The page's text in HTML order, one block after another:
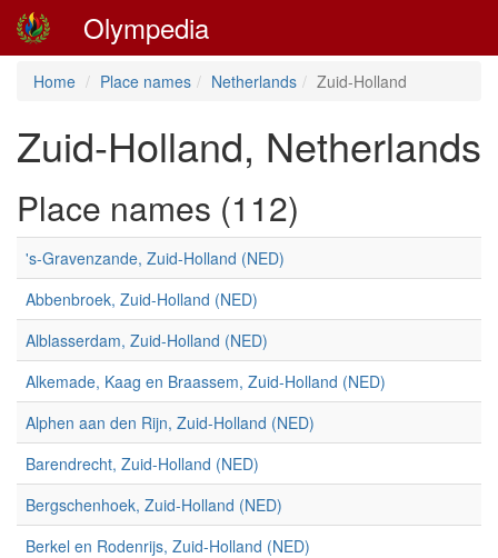
Olympedia
Home Place names Netherlands Zuid-Holland
Zuid-Holland, Netherlands
Place names (112)
's-Gravenzande, Zuid-Holland (NED)
Abbenbroek, Zuid-Holland (NED)
Alblasserdam, Zuid-Holland (NED)
Alkemade, Kaag en Braassem, Zuid-Holland (NED)
Alphen aan den Rijn, Zuid-Holland (NED)
Barendrecht, Zuid-Holland (NED)
Bergschenhoek, Zuid-Holland (NED)
Berkel en Rodenrijs, Zuid-Holland (NED)